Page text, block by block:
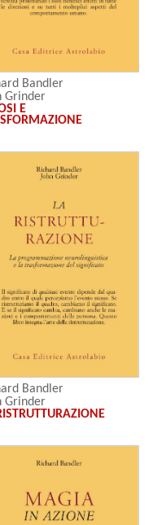
Bandler
Grinder
E
Bandler
Grinder